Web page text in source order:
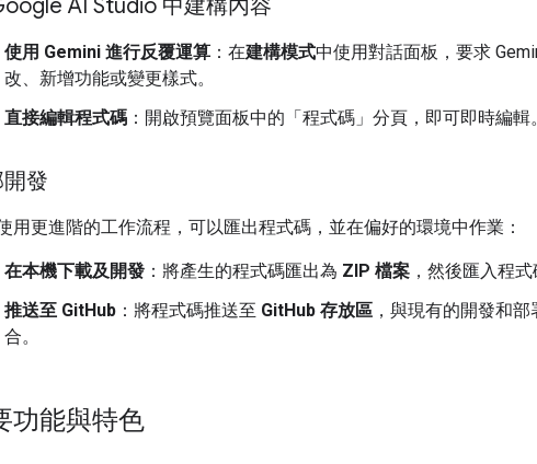
AI Studio 中建構內容
使用 Gemini 進行反覆運算 ：在建構模式中使用對話面板，要求
改、新增功能或變更樣式。
直接編輯程式碼 ：開啟預覽面板中的「程式碼」分頁 ，即可即時編輯
發
用更進階的工作流程，可以匯出程式碼，並在偏好的環境中作業：
在本機下載及開發 ：將產生的程式碼匯出為 ZIP 檔案 ，然後匯入程
推送至 GitHub ：將程式碼推送至 GitHub 存放區 ，與現有的開發和
合。
功能與特色